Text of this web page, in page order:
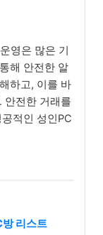
영은 많은 기
해 안전한 알
하고, 이를 바
안전한 거래를
적인 성인PC
방 리스트